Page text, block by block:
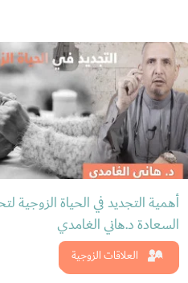
العلاقات الزوجية
أهمية التجديد في الحياة الزوجية
السعادة د.هاني الغامدي
شاهد الان